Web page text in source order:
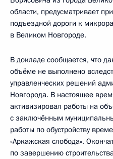
области, предусматривает
подъездной дороги к
в Великом Новгороде.
В докладе сообщается, что
объёме не выполнено
управленческих решений
Новгорода. В настоящее
активизировал работы на
с заключённым
работы по обустройству
«Аркажская слобода».
по завершению